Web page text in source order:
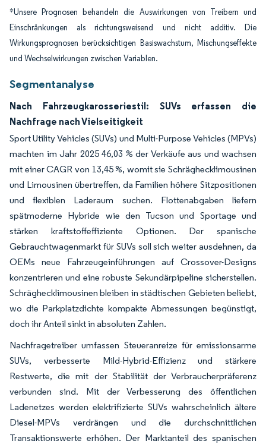
*Unsere Prognosen behandeln die Auswirkungen von Treibern und
Einschränkungen als richtungsweisend und nicht additiv. Die
Wirkungsprognosen berücksichtigen Basiswachstum, Mischungseffekte
und Wechselwirkungen zwischen Variablen.
Segmentanalyse
Nach Fahrzeugkarosseriestil: SUVs erfassen die
Nachfrage nach Vielseitigkeit
Sport Utility Vehicles (SUVs) und Multi-Purpose Vehicles (MPVs)
machten im Jahr 2025 46,03 % der Verkäufe aus und wachsen
mit einer CAGR von 13,45 %, womit sie Schräghecklimousinen
und Limousinen übertreffen, da Familien höhere Sitzpositionen
und flexiblen Laderaum suchen. Flottenabgaben liefern
spätmoderne Hybride wie den Tucson und Sportage und
stärken kraftstoffeffiziente Optionen. Der spanische
Gebrauchtwagenmarkt für SUVs soll sich weiter ausdehnen, da
OEMs neue Fahrzeugeinführungen auf Crossover-Designs
konzentrieren und eine robuste Sekundärpipeline sicherstellen.
Schräghecklimousinen bleiben in städtischen Gebieten beliebt,
wo die Parkplatzdichte kompakte Abmessungen begünstigt,
doch ihr Anteil sinkt in absoluten Zahlen.
Nachfragetreiber umfassen Steueranreize für emissionsarme
SUVs, verbesserte Mild-Hybrid-Effizienz und stärkere
Restwerte, die mit der Stabilität der Verbraucherpräferenz
verbunden sind. Mit der Verbesserung des öffentlichen
Ladenetzes werden elektrifizierte SUVs wahrscheinlich ältere
Diesel-MPVs verdrängen und die durchschnittlichen
Transaktionswerte erhöhen. Der Marktanteil des spanischen